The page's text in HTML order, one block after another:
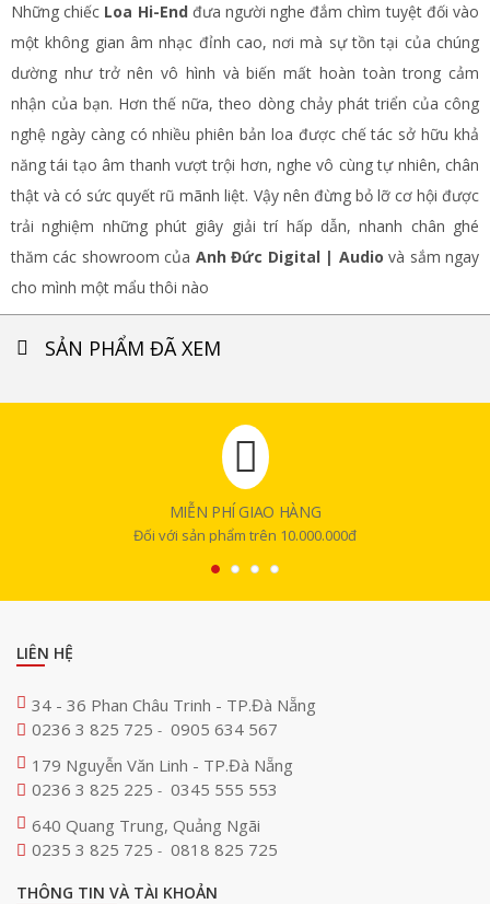
Những chiếc Loa Hi-End đưa người nghe đắm chìm tuyệt đối vào
một không gian âm nhạc đỉnh cao, nơi mà sự tồn tại của chúng
dường như trở nên vô hình và biến mất hoàn toàn trong cảm
nhận của bạn. Hơn thế nữa, theo dòng chảy phát triển của công
nghệ ngày càng có nhiều phiên bản loa được chế tác sở hữu khả
năng tái tạo âm thanh vượt trội hơn, nghe vô cùng tự nhiên, chân
thật và có sức quyết rũ mãnh liệt. Vậy nên đừng bỏ lỡ cơ hội được
trải nghiệm những phút giây giải trí hấp dẫn, nhanh chân ghé
thăm các showroom của Anh Đức Digital | Audio và sắm ngay
cho mình một mẩu thôi nào
SẢN PHẨM ĐÃ XEM
MIỄN PHÍ GIAO HÀNG
Đối với sản phẩm trên 10.000.000đ
LIÊN HỆ
34 - 36 Phan Châu Trinh - TP.Đà Nẵng
0236 3 825 725 - 0905 634 567
179 Nguyễn Văn Linh - TP.Đà Nẵng
0236 3 825 225 - 0345 555 553
640 Quang Trung, Quảng Ngãi
0235 3 825 725 - 0818 825 725
THÔNG TIN VÀ TÀI KHOẢN